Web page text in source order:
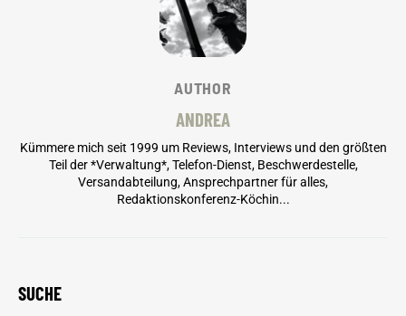
AUTHOR
ANDREA
Kümmere mich seit 1999 um Reviews, Interviews und den größten
Teil der *Verwaltung*, Telefon-Dienst, Beschwerdestelle,
Versandabteilung, Ansprechpartner für alles,
Redaktionskonferenz-Köchin...
SUCHE